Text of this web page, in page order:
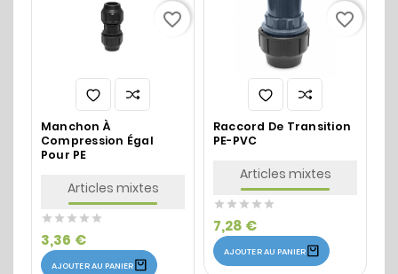
Manchon À
Compression Égal
Pour PE
Articles mixtes
    
3,36 €
AJOUTER AU PANIER
favorite_border
Raccord De Transition
PE-PVC
Articles mixtes
    
7,28 €
AJOUTER AU PANIER
favorite_border